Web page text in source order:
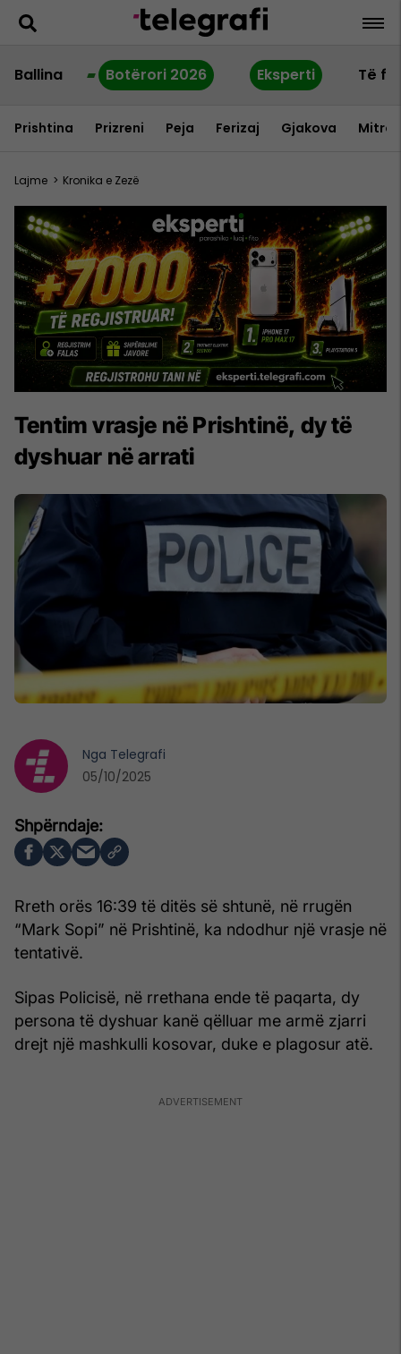
Ballina Botërori 2026 Eksperti Të
Prishtina Prizreni Peja Ferizaj Gjakova
Lajme > Kronika e Zezë
Tentim vrasje në Prishtinë, dy të
dyshuar në arrati
Rreth orës 16:39 të ditës së shtunë, në rrugën
“Mark Sopi” në Prishtinë, ka ndodhur një vrasje në
tentativë.
Sipas Policisë, në rrethana ende të paqarta, dy
persona të dyshuar kanë qëlluar me armë zjarri
drejt një mashkulli kosovar, duke e plagosur atë.
Nga Telegrafi
05/10/2025